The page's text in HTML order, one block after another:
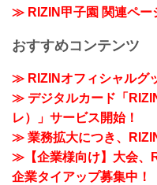
≫ RIZIN甲子園 関連ペー
おすすめコンテンツ
≫ RIZINオフィシャルグ
≫ デジタルカード「
レ）」サービス開始！
≫ 業務拡大につき、
≫【企業様向け】大会、
企業タイアップ募集中！